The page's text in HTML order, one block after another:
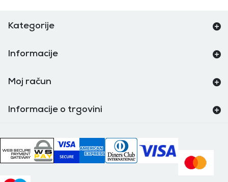
Kategorije
Informacije
Moj račun
Informacije o trgovini